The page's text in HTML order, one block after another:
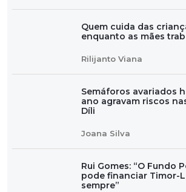
Quem cuida das
enquanto as mães
Rilijanto Viana
Semáforos avariados
ano agravam riscos
Díli
Joana Silva
Rui Gomes: “O Fundo
pode financiar Timor-
sempre”